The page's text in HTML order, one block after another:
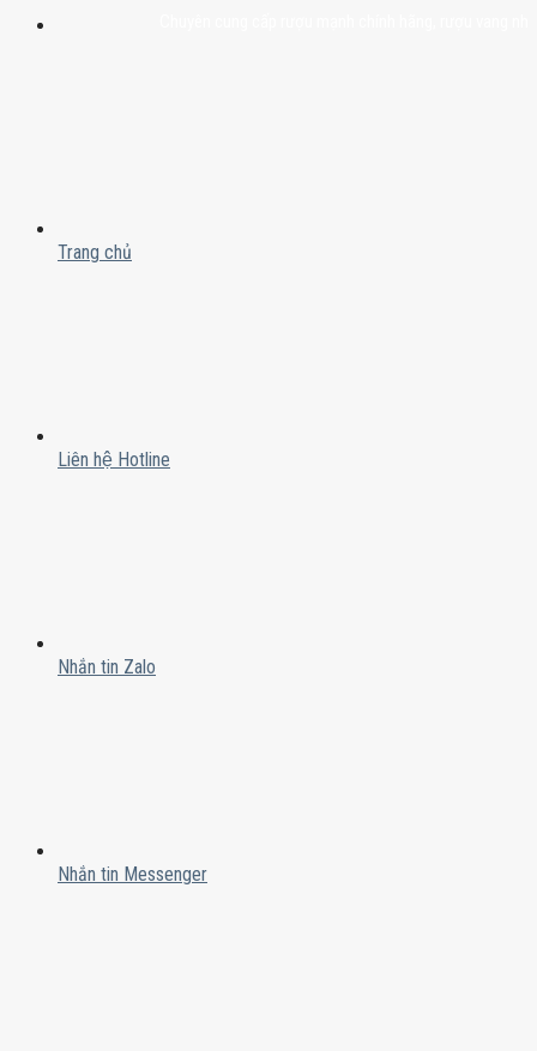
Trang chủ
Liên hệ Hotline
Nhắn tin Zalo
Nhắn tin Messenger